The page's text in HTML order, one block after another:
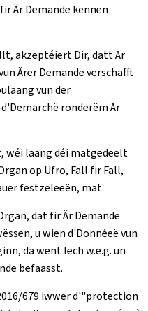
Är Demande kënnen
akzeptéiert Dir, datt Är
Ärer Demande verschafft
vun der
ronderëm Är
wéi laang déi matgedeelt
op Ufro, Fall fir Fall,
festzeleeën, mat.
dat fir Är Demande
u wien d'Donnéeë vun
da went Iech w.e.g. un
befaasst.
679 iwwer d'"protection